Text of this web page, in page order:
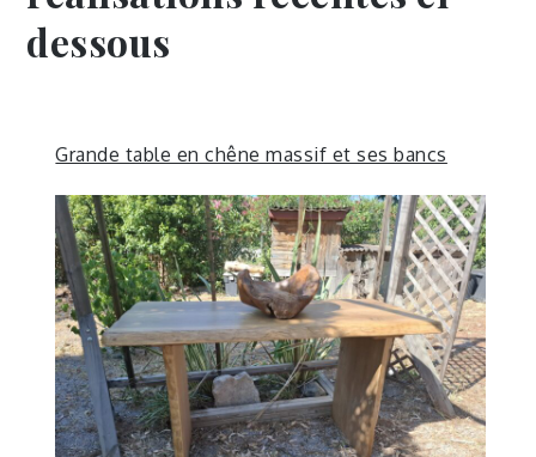
dessous
Grande table en chêne massif et ses bancs